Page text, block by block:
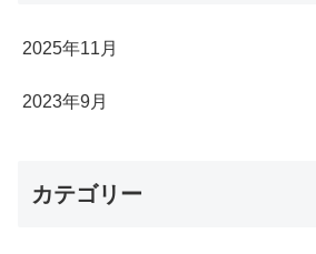
2025年11月
2023年9月
カテゴリー